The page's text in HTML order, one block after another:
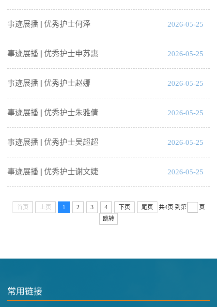
事迹展播 | 优秀护士何泽 2026-05-25
事迹展播 | 优秀护士申苏惠 2026-05-25
事迹展播 | 优秀护士赵娜 2026-05-25
事迹展播 | 优秀护士朱雅倩 2026-05-25
事迹展播 | 优秀护士吴超超 2026-05-25
事迹展播 | 优秀护士谢文婕 2026-05-25
首页 上页 1 2 3 4 下页 尾页 共4页 到第
页
跳转
常用链接